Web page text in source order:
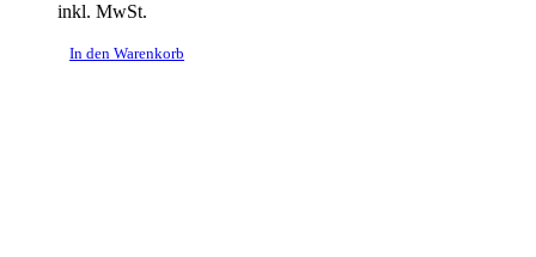
inkl. MwSt.
In den Warenkorb